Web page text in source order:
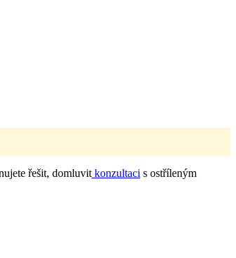
řešit, domluvit konzultaci s ostříleným